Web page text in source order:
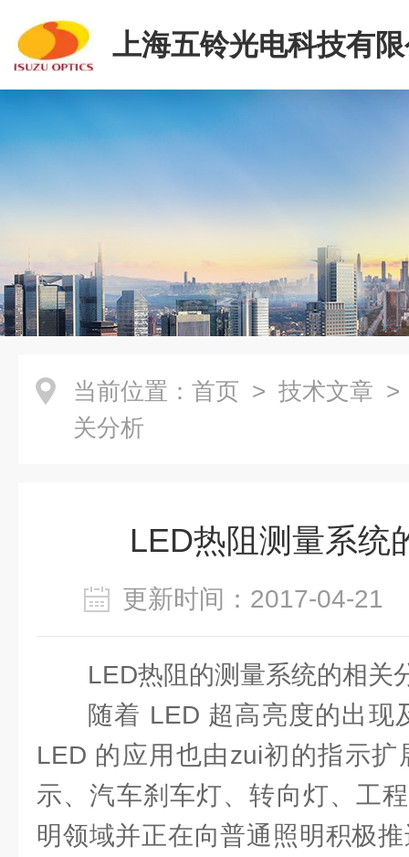
上海五铃光电科技有
当前位置： 首页 > 技术文章 >
关分析
LED热阻测量系统
更新时间：2017-04-
LED热阻的测量系统的相关
随着 LED 超高亮度的出现
LED 的应用也由zui初的指示
示、汽车刹车灯、转向灯、工
明领域并正在向普通照明积极